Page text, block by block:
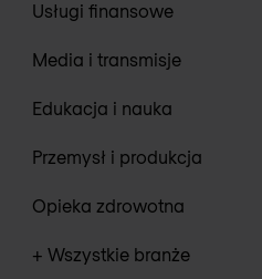
Usługi finansowe
Media i transmisje
Edukacja i nauka
Przemysł i produkcja
Opieka zdrowotna
+ Wszystkie branże